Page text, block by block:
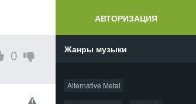
АВТОРИЗАЦИЯ
0 Жанры музыки
Alternative Metal